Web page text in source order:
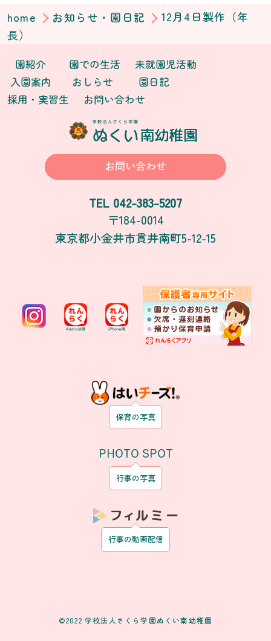
home お知らせ・園日記
12月4日製作（年
長）
園紹介 園での生活
未就園児活動
入園案内
おしらせ
園日記
採用・実習生
お問い合わせ
お問い合わせ
TEL 042-383-5207
〒184-0014
東京都小金井市貫井南町5-12-15
保育の写真
PHOTO SPOT
行事の写真
行事の動画配信
©2022 学校法人さくら学園ぬくい南幼稚園